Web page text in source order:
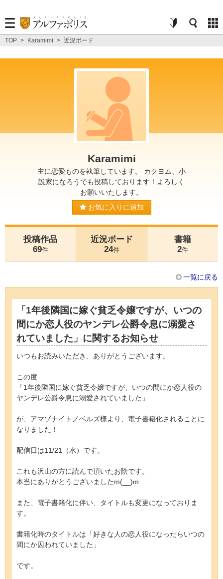
TOP > Karamimi > 近況ボード
Karamimi
主に恋愛ものを執筆しています。 カクヨム、小
説家になろうでも投稿しております！よろしく
お願いいたします。
お気に入りに追加
投稿作品
69件
近況ボード
24件
書籍
2件
一覧に戻る
「1年後隣国に嫁ぐ貧乏令嬢ですが、いつの
間にか恋人役のヤンデレ公爵令息に溺愛さ
れていました」に関するお知らせ
いつもお読みいただき、ありがとうございます。
この度
「1年後隣国に嫁ぐ貧乏令嬢ですが、いつの間にか恋人役の
ヤンデレ公爵令息に溺愛されていました」
が、アマゾナイトノベルズ様より、電子書籍化されることに
なりました！
配信日は11/21（水）です。
これも沢山の方に読んで頂いたお陰です。
本当にありがとうございましたm(__)m
また、電子書籍化に伴い、タイトルも変更になっておりま
す。
書籍化時のタイトルは「好きな人の恋人役になったらいつの
間にか囚われていました」
です。